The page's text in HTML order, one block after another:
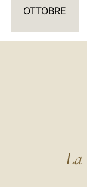
OTTOBRE
La